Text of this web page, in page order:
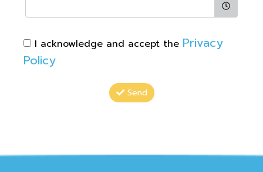
I acknowledge and accept the Privacy
Policy
Send